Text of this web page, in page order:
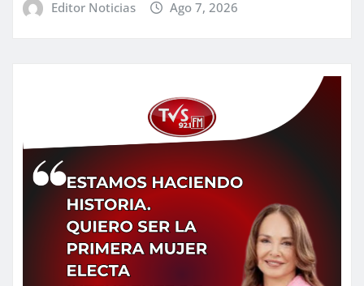
Editor Noticias Ago 7, 2026